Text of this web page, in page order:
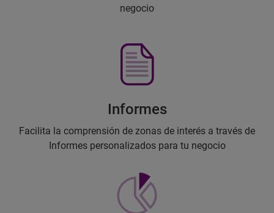
negocio
Informes
Facilita la comprensión de zonas de interés a través de
Informes personalizados para tu negocio